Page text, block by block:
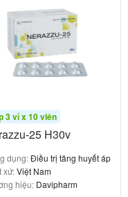
chính thuộc nhóm
(ARB).
Amlodipine
kênh canxi loại
cellulose,
crospovidone,
dược khác vừa đủ 1
số lô).
3 vỉ x 10 viên
25 H30v
dụng:Điều trị tăng huyết áp
xứ:Việt Nam
hiệu: Davipharm